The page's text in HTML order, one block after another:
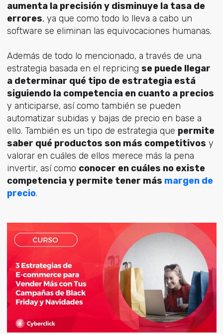
aumenta la precisión y disminuye la tasa de
errores, ya que como todo lo lleva a cabo un
software se eliminan las equivocaciones humanas.
Además de todo lo mencionado, a través de una
estrategia basada en el repricing se puede llegar
a determinar qué tipo de estrategia está
siguiendo la competencia en cuanto a precios
y anticiparse, así como también se pueden
automatizar subidas y bajas de precio en base a
ello. También es un tipo de estrategia que permite
saber qué productos son más competitivos y
valorar en cuáles de ellos merece más la pena
invertir, así como conocer en cuáles no existe
competencia y permite tener más margen de
precio.